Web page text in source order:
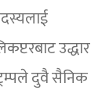
उद्धार
दुवै सैनिक